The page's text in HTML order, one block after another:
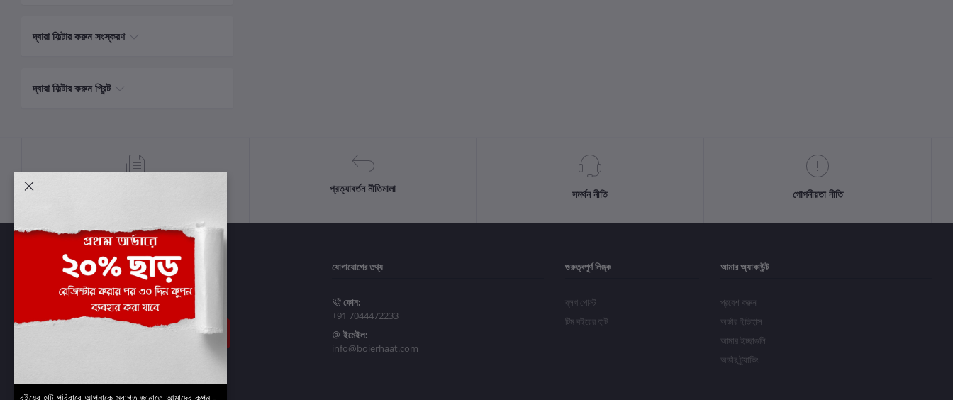
দ্বারা ফিল্টার করুন সংস্করণ
দ্বারা ফিল্টার করুন প্রিন্ট
প্রত্যাবর্তন নীতিমালা সমর্থন নীতি গোপনীয়তা নীতি
সাবস্ক্রাইব
যোগাযোগের তথ্য
ফোন:
+91 7044472233
ইমেইল:
info@boierhaat.com
গুরুত্বপূর্ণ লিঙ্ক
ব্লগ পোস্ট
টিম বইয়ের হাট
আমার অ্যাকাউন্ট
প্রবেশ করুন
অর্ডার ইতিহাস
আমার ইচ্ছাগুলি
অর্ডার ট্র্যাকিং